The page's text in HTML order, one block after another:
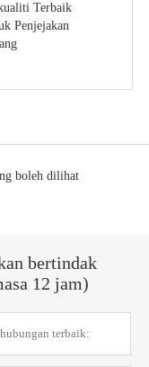
Terbaik
Penjejakan
boleh dilihat
bertindak
12 jam)